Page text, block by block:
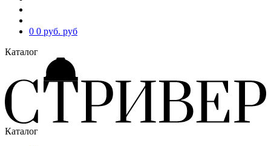
0 0 руб. руб
Каталог
Каталог